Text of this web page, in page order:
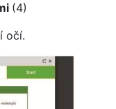
(4)
očí.